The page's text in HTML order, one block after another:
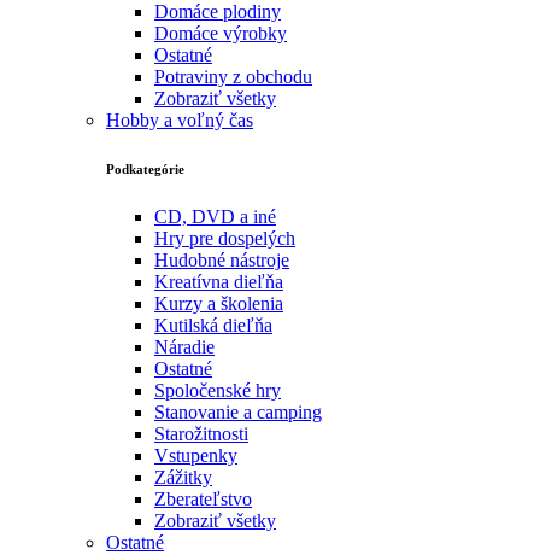
Domáce plodiny
Domáce výrobky
Ostatné
Potraviny z obchodu
Zobraziť všetky
Hobby a voľný čas
Podkategórie
CD, DVD a iné
Hry pre dospelých
Hudobné nástroje
Kreatívna dieľňa
Kurzy a školenia
Kutilská dieľňa
Náradie
Ostatné
Spoločenské hry
Stanovanie a camping
Starožitnosti
Vstupenky
Zážitky
Zberateľstvo
Zobraziť všetky
Ostatné